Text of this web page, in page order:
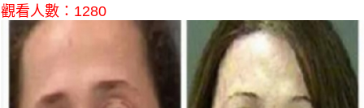
觀看人數：1280